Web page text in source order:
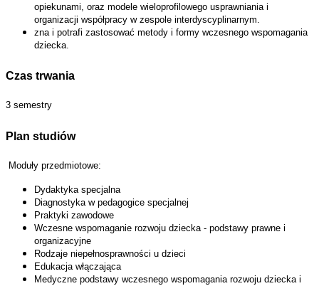
opiekunami, oraz modele wieloprofilowego usprawniania i
organizacji współpracy w zespole interdyscyplinarnym.
zna i potrafi zastosować metody i formy wczesnego wspomagania
dziecka.
Czas trwania
3 semestry
Plan studiów
Moduły przedmiotowe:
Dydaktyka specjalna
Diagnostyka w pedagogice specjalnej
Praktyki zawodowe
Wczesne wspomaganie rozwoju dziecka - podstawy prawne i
organizacyjne
Rodzaje niepełnosprawności u dzieci
Edukacja włączająca
Medyczne podstawy wczesnego wspomagania rozwoju dziecka i